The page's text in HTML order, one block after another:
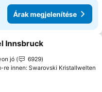
Árak megjelenítése
a kedvencekhez
Innsbruck
jó
6929
re innen: Swarovski Kristallwelten